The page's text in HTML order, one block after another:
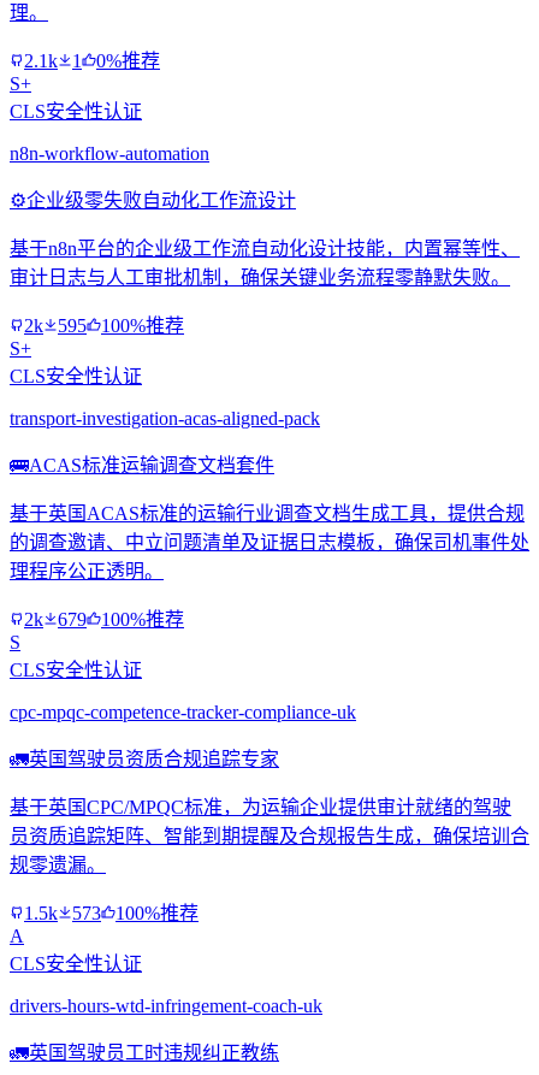
理。
2.1k 1
0%推荐
S+
CLS安全性认证
n8n-workflow-automation
⚙️企业级零失败自动化工作流设计
基于n8n平台的企业级工作流自动化设计技能，内置幂等性、
审计日志与人工审批机制，确保关键业务流程零静默失败。
2k 595
100%推荐
S+
CLS安全性认证
transport-investigation-acas-aligned-pack
🚌ACAS标准运输调查文档套件
基于英国ACAS标准的运输行业调查文档生成工具，提供合规
的调查邀请、中立问题清单及证据日志模板，确保司机事件处
理程序公正透明。
2k 679
100%推荐
S
CLS安全性认证
cpc-mpqc-competence-tracker-compliance-uk
🚛英国驾驶员资质合规追踪专家
基于英国CPC/MPQC标准，为运输企业提供审计就绪的驾驶
员资质追踪矩阵、智能到期提醒及合规报告生成，确保培训合
规零遗漏。
1.5k 573
100%推荐
A
CLS安全性认证
drivers-hours-wtd-infringement-coach-uk
🚛英国驾驶员工时违规纠正教练